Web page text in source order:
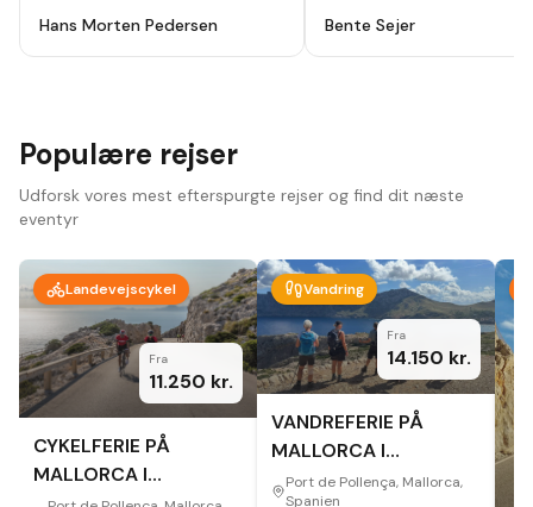
til slut, modtog en app hvor alt var
Bare se at komme afsted der er
noget for en hver.
Hans Morten Pedersen
mennesker, omgivelser og
Bente Sejer
Populære rejser
Udforsk vores mest efterspurgte rejser og find dit næste
eventyr
Landevejscykel
Fra
11.250 kr.
CYKELFERIE PÅ
MALLORCA I
Vandring
Fra
14.150 kr.
VANDREFERIE PÅ
MALLORCA I
EFTERÅRET
Port de Pollença, Mallorca,
Spanien